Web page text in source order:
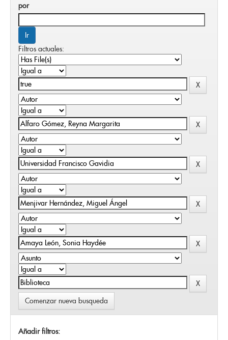
por
Filtros actuales:
Comenzar nueva busqueda
Añadir filtros: